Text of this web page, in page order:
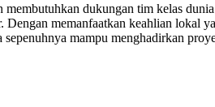
dukungan tim kelas
memanfaatkan keahlian lokal
mampu menghadirkan